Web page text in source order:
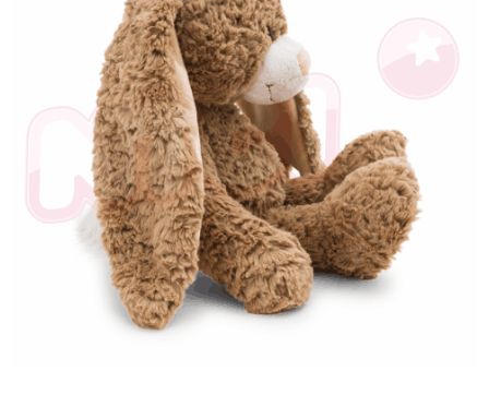
グでお支払いください。
代金納付期限は最短で 14 日以内ですので、ご注意ください。AFTEE アプ
リをダウンロードして AFTEE 会員になるとお支払い期限を最長 45 日以内
まで延長できます。
お支払期限は、ショップが請求した期日と、AFTEEで延長できる日数をも
とに計算されます。AFTEEで注文すると、商品を受け取るまで支払い期限
を延長できますが、商品を期限内に受け取れない場合があります（例：予
約商品や商品到着日が比較的遅い商品）。そのため、商品到着の有無に関
わらず、AFTEEで指定された期限内にお支払いください。
二、支払い限度額
1.初回 AFTEEを ご利用の際に、認証結果及び当社の審査の結果に基づ
き、限度額が設定されます。
2.決済金額は最低NT$20です。
3.現在、台湾の会員のみご利用いただけます。
配送毎にNT$100、NT$490以上で送料無料
配送毎にNT$100、NT$990以上で送料無料
送料を確認